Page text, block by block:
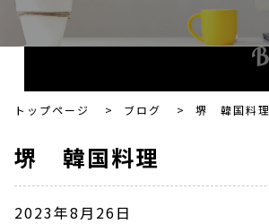
トップページ > ブログ > 堺 韓国料理
堺 韓国料理
2023年8月26日